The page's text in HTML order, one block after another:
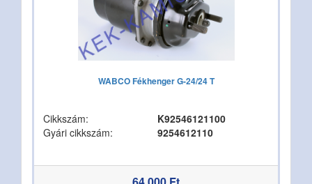
WABCO Fékhenger G-24/24 T
Cikkszám:
K92546121100
Gyári cikkszám:
9254612110